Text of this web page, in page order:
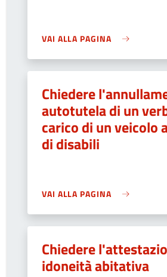
VAI ALLA PAGINA
Chiedere
autotutela di un
carico di un veicolo
di disabili
VAI ALLA PAGINA
Chiedere
idoneità abitativa